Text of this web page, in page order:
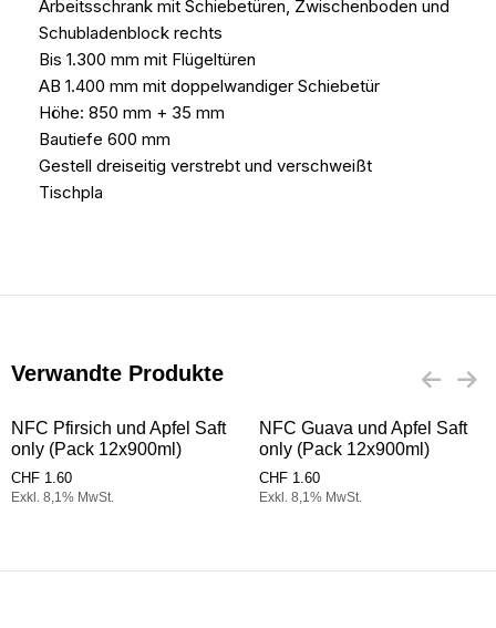
Arbeitsschrank mit Schiebetüren, Zwischenboden und
Schubladenblock rechts
Bis 1.300 mm mit Flügeltüren
AB 1.400 mm mit doppelwandiger Schiebetür
Höhe: 850 mm + 35 mm
Bautiefe 600 mm
Gestell dreiseitig verstrebt und verschweißt
Tischpla
Verwandte Produkte
NFC Pfirsich und Apfel Saft
only (Pack 12x900ml)
CHF 1.60
Exkl. 8,1% MwSt.
NFC Guava und Apfel Saft
only (Pack 12x900ml)
CHF 1.60
Exkl. 8,1% MwSt.